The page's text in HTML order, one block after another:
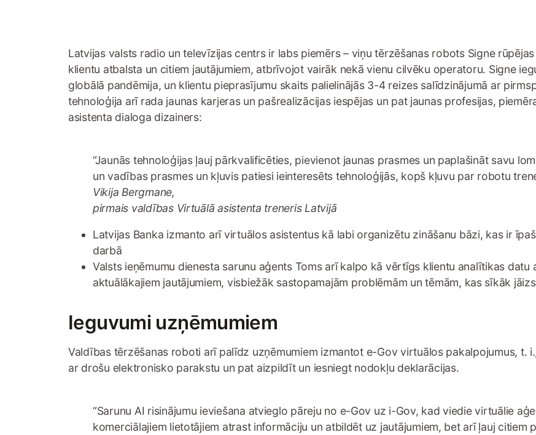
Latvijas valsts radio un televīzijas centrs ir labs piemērs – viņu tērzēšanas robots Signe
klientu atbalsta un citiem jautājumiem, atbrīvojot vairāk nekā vienu cilvēku operatoru. Signe
globālā pandēmija, un klientu pieprasījumu skaits palielinājās 3-4 reizes salīdzinājumā ar
tehnoloģija arī rada jaunas karjeras un pašrealizācijas iespējas un pat jaunas profesijas,
asistenta dialoga dizainers:
“Jaunās tehnoloģijas ļauj pārkvalificēties, pievienot jaunas prasmes un paplašināt savu
un vadības prasmes un kļuvis patiesi ieinteresēts tehnoloģijās, kopš kļuvu par robotu
Vikija Bergmane,
pirmais valdības Virtuālā asistenta treneris Latvijā
Latvijas Banka izmanto arī virtuālos asistentus kā labi organizētu zināšanu bāzi, kas ir
darbā
Valsts ieņēmumu dienesta sarunu aģents Toms arī kalpo kā vērtīgs klientu analītikas
aktuālākajiem jautājumiem, visbiežāk sastopamajām problēmām un tēmām, kas sīkāk
Ieguvumi uzņēmumiem
Valdības tērzēšanas roboti arī palīdz uzņēmumiem izmantot e-Gov virtuālos pakalpojumus, t.
ar drošu elektronisko parakstu un pat aizpildīt un iesniegt nodokļu deklarācijas.
“Sarunu AI risinājumu ieviešana atvieglo pāreju no e-Gov uz i-Gov, kad viedie virtuālie
komerciālajiem lietotājiem atrast informāciju un atbildēt uz jautājumiem, bet arī ļauj citiem